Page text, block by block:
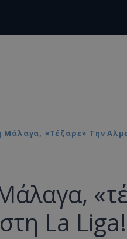
«τέζαρε» Την
La Liga!